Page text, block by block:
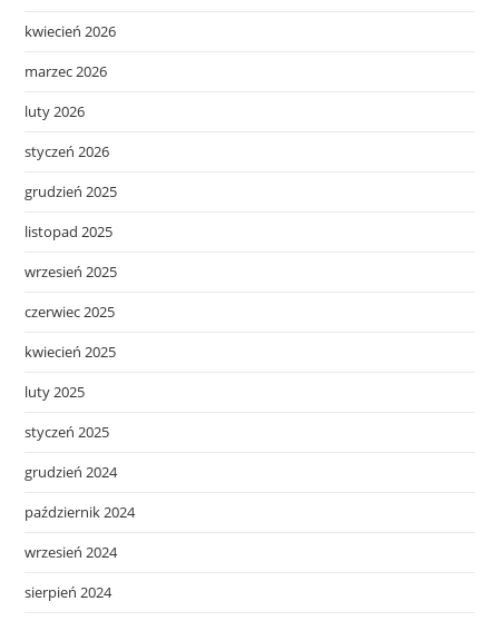
kwiecień 2026
marzec 2026
luty 2026
styczeń 2026
grudzień 2025
listopad 2025
wrzesień 2025
czerwiec 2025
kwiecień 2025
luty 2025
styczeń 2025
grudzień 2024
październik 2024
wrzesień 2024
sierpień 2024